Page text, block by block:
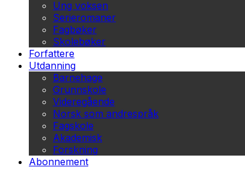
Ung voksen
Serieromaner
Fagbøker
Skolebøker
Forfattere
Utdanning
Barnehage
Grunnskole
Videregående
Norsk som andrespråk
Fagskole
Akademisk
Forskning
Abonnement